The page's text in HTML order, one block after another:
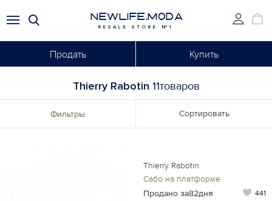
NEWLIFE.MODA
RESALE STORE №1
Продать Купить
Thierry Rabotin 11товаров
Фильтры Сортировать
Thierry Rabotin
Сабо на платформе
Продано за82дня
441